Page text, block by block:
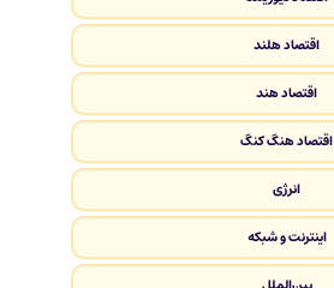
اقتصاد هلند
اقتصاد هند
اقتصاد هنگ کنگ
انرژی
اینترنت و شبکه